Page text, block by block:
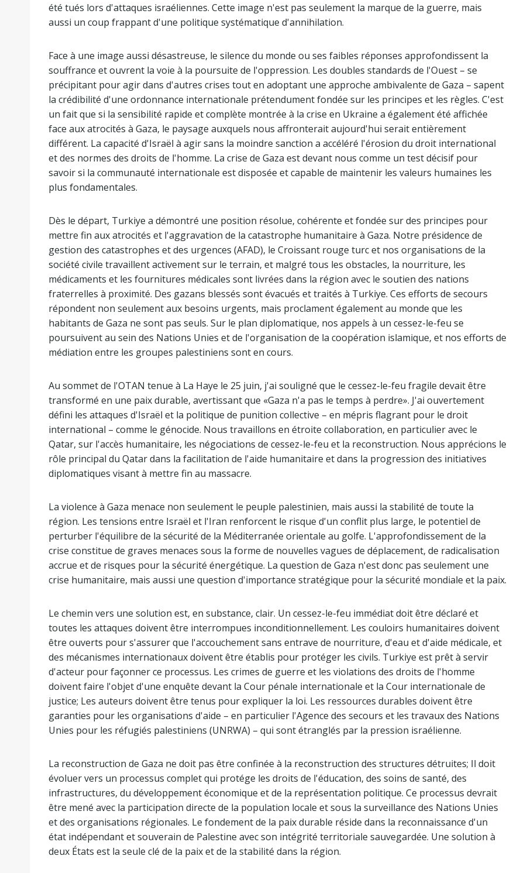
été tués lors d'attaques israéliennes. Cette image n'est pas seulement la marque de la guerre, mais
aussi un coup frappant d'une politique systématique d'annihilation.
Face à une image aussi désastreuse, le silence du monde ou ses faibles réponses approfondissent la
souffrance et ouvrent la voie à la poursuite de l'oppression. Les doubles standards de l'Ouest – se
précipitant pour agir dans d'autres crises tout en adoptant une approche ambivalente de Gaza – sapent
la crédibilité d'une ordonnance internationale prétendument fondée sur les principes et les règles. C'est
un fait que si la sensibilité rapide et complète montrée à la crise en Ukraine a également été affichée
face aux atrocités à Gaza, le paysage auxquels nous affronterait aujourd'hui serait entièrement
différent. La capacité d'Israël à agir sans la moindre sanction a accéléré l'érosion du droit international
et des normes des droits de l'homme. La crise de Gaza est devant nous comme un test décisif pour
savoir si la communauté internationale est disposée et capable de maintenir les valeurs humaines les
plus fondamentales.
Dès le départ, Turkiye a démontré une position résolue, cohérente et fondée sur des principes pour
mettre fin aux atrocités et l'aggravation de la catastrophe humanitaire à Gaza. Notre présidence de
gestion des catastrophes et des urgences (AFAD), le Croissant rouge turc et nos organisations de la
société civile travaillent activement sur le terrain, et malgré tous les obstacles, la nourriture, les
médicaments et les fournitures médicales sont livrées dans la région avec le soutien des nations
fraterrelles à proximité. Des gazans blessés sont évacués et traités à Turkiye. Ces efforts de secours
répondent non seulement aux besoins urgents, mais proclament également au monde que les
habitants de Gaza ne sont pas seuls. Sur le plan diplomatique, nos appels à un cessez-le-feu se
poursuivent au sein des Nations Unies et de l'organisation de la coopération islamique, et nos efforts de
médiation entre les groupes palestiniens sont en cours.
Au sommet de l'OTAN tenue à La Haye le 25 juin, j'ai souligné que le cessez-le-feu fragile devait être
transformé en une paix durable, avertissant que «Gaza n'a pas le temps à perdre». J'ai ouvertement
défini les attaques d'Israël et la politique de punition collective – en mépris flagrant pour le droit
international – comme le génocide. Nous travaillons en étroite collaboration, en particulier avec le
Qatar, sur l'accès humanitaire, les négociations de cessez-le-feu et la reconstruction. Nous apprécions le
rôle principal du Qatar dans la facilitation de l'aide humanitaire et dans la progression des initiatives
diplomatiques visant à mettre fin au massacre.
La violence à Gaza menace non seulement le peuple palestinien, mais aussi la stabilité de toute la
région. Les tensions entre Israël et l'Iran renforcent le risque d'un conflit plus large, le potentiel de
perturber l'équilibre de la sécurité de la Méditerranée orientale au golfe. L'approfondissement de la
crise constitue de graves menaces sous la forme de nouvelles vagues de déplacement, de radicalisation
accrue et de risques pour la sécurité énergétique. La question de Gaza n'est donc pas seulement une
crise humanitaire, mais aussi une question d'importance stratégique pour la sécurité mondiale et la paix.
Le chemin vers une solution est, en substance, clair. Un cessez-le-feu immédiat doit être déclaré et
toutes les attaques doivent être interrompues inconditionnellement. Les couloirs humanitaires doivent
être ouverts pour s'assurer que l'accouchement sans entrave de nourriture, d'eau et d'aide médicale, et
des mécanismes internationaux doivent être établis pour protéger les civils. Turkiye est prêt à servir
d'acteur pour façonner ce processus. Les crimes de guerre et les violations des droits de l'homme
doivent faire l'objet d'une enquête devant la Cour pénale internationale et la Cour internationale de
justice; Les auteurs doivent être tenus pour expliquer la loi. Les ressources durables doivent être
garanties pour les organisations d'aide – en particulier l'Agence des secours et les travaux des Nations
Unies pour les réfugiés palestiniens (UNRWA) – qui sont étranglés par la pression israélienne.
La reconstruction de Gaza ne doit pas être confinée à la reconstruction des structures détruites; Il doit
évoluer vers un processus complet qui protége les droits de l'éducation, des soins de santé, des
infrastructures, du développement économique et de la représentation politique. Ce processus devrait
être mené avec la participation directe de la population locale et sous la surveillance des Nations Unies
et des organisations régionales. Le fondement de la paix durable réside dans la reconnaissance d'un
état indépendant et souverain de Palestine avec son intégrité territoriale sauvegardée. Une solution à
deux États est la seule clé de la paix et de la stabilité dans la région.